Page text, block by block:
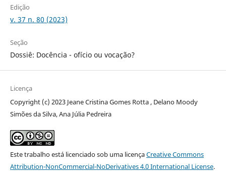
Edição
v. 37 n. 80 (2023)
Seção
Dossiê: Docência - ofício ou vocação?
Licença
Copyright (c) 2023 Jeane Cristina Gomes Rotta , Delano Moody
Simões da Silva, Ana Júlia Pedreira
Este trabalho está licenciado sob uma licençaCreative Commons
Attribution-NonCommercial-NoDerivatives 4.0 International License.